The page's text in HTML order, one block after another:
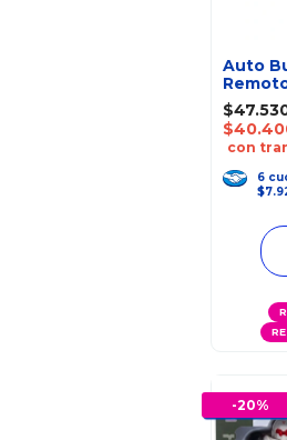
Auto
con
6
-20%